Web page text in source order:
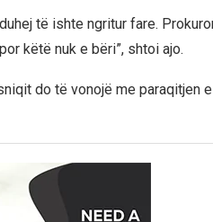
të ishte ngritur fare.
këtë nuk e bëri”, shtoi ajo.
do të vonojë me paraqitjen